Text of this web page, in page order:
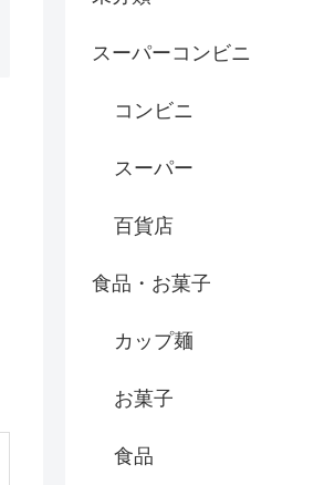
スーパーコンビニ
コンビニ
スーパー
百貨店
食品・お菓子
カップ麺
お菓子
食品